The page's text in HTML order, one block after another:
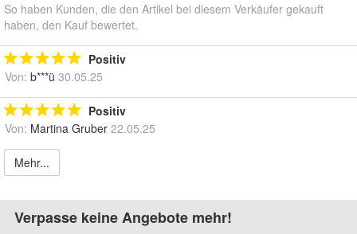
So haben Kunden, die den Artikel bei diesem Verkäufer gekauft
haben, den Kauf bewertet.
Positiv
Von: b***ü 30.05.25
Positiv
Von: Martina Gruber 22.05.25
Mehr...
Verpasse keine Angebote mehr!